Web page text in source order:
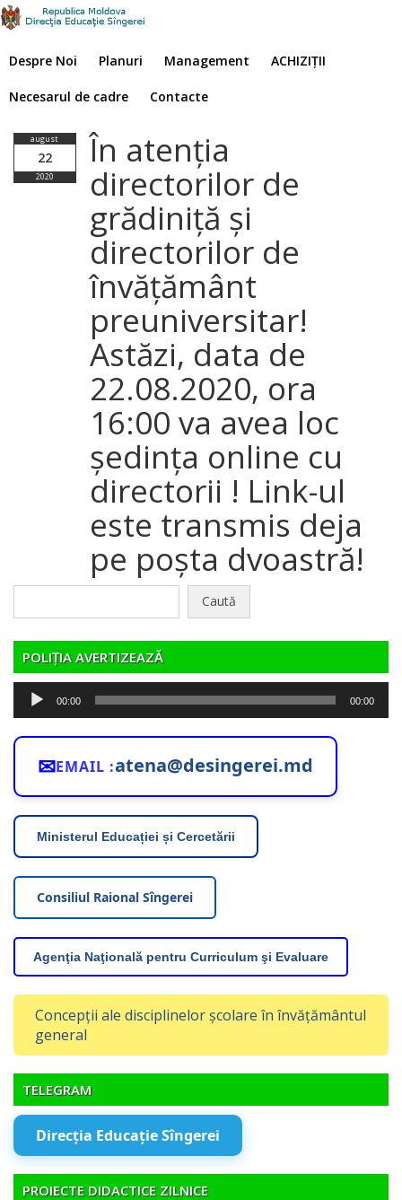
Despre Noi Planuri Management ACHIZIȚII
Necesarul de cadre Contacte
august
22
2020
În atenția
directorilor de
grădiniță și
directorilor de
învățământ
preuniversitar!
Astăzi, data de
22.08.2020, ora
16:00 va avea loc
ședința online cu
directorii ! Link-ul
este transmis deja
pe poșta dvoastră!
POLIȚIA AVERTIZEAZĂ
Player
audio
00:00 00:00
✉EMAIL :atena@desingerei.md
Ministerul Educației și Cercetării
Consiliul Raional Sîngerei
Agenţia Naţională pentru Curriculum şi Evaluare
Concepții ale disciplinelor școlare în învățământul
general
TELEGRAM
Direcția Educație Sîngerei
PROIECTE DIDACTICE ZILNICE